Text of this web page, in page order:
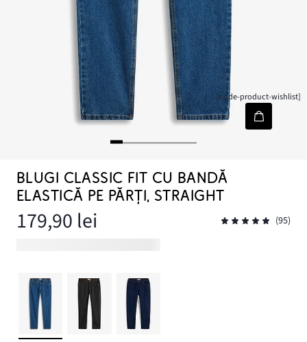
[node-product-wishlist]
BLUGI CLASSIC FIT CU BANDĂ
ELASTICĂ PE PĂRȚI, STRAIGHT
179,90 lei (95)